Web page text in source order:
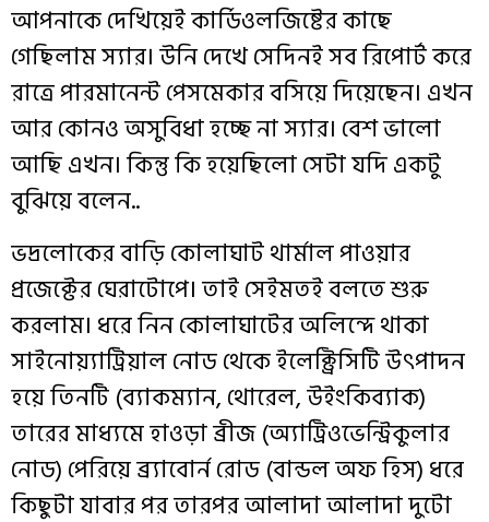
আপনাকেদেখিয়েইকার্ডিওলজিষ্টেরকাছে
গেছিলামস্যার।উনিদেখেসেদিনইসবরিপোর্টকরে
রাত্রেপারমানেন্টপেসমেকারবসিয়েদিয়েছেন। এখন
আরকোনওঅসুবিধাহচ্ছেনাস্যার। বেশভালো
আছিএখন।কিন্তুকিহয়েছিলোসেটাযদিএকটু
বুঝিয়েবলেন..
ভদ্রলোকেরবাড়িকোলাঘাটথার্মালপাওয়ার
প্রজেক্টেরঘেরাটোপে।তাইসেইমতইবলতেশুরু
করলাম। ধরেনিনকোলাঘাটেরঅলিন্দেথাকা
সাইনোয়্যাট্রিয়ালনোডথেকেইলেক্ট্রিসিটিউৎপাদন
হয়েতিনটি(ব্যাকম্যান,থোরেল,উইংকিব্যাক)
তারেরমাধ্যমেহাওড়াব্রীজ(অ্যাট্রিওভেন্ট্রিকুলার
নোড)পেরিয়েব্র‍্যাবোর্নরোড(বান্ডলঅফহিস)ধরে
কিছুটাযাবারপরতারপরআলাদাআলাদাদুটো